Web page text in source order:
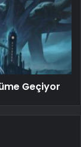
Geçiyor